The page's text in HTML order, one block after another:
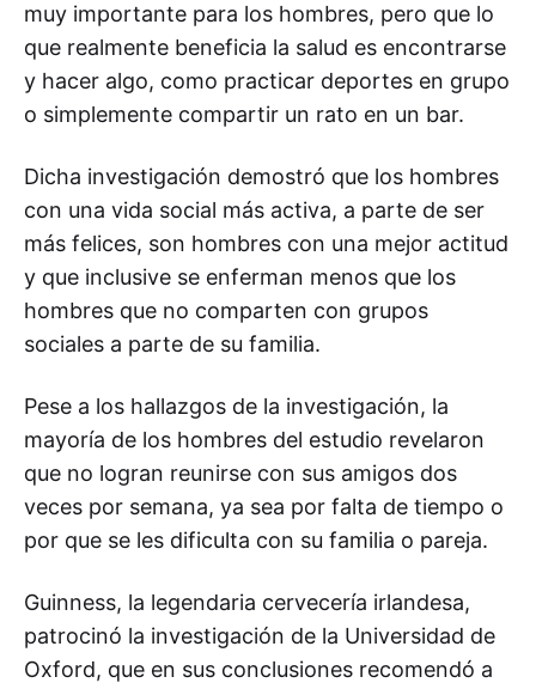
muy importante para los hombres, pero que lo
que realmente beneficia la salud es encontrarse
y hacer algo, como practicar deportes en grupo
o simplemente compartir un rato en un bar.
Dicha investigación demostró que los hombres
con una vida social más activa, a parte de ser
más felices, son hombres con una mejor actitud
y que inclusive se enferman menos que los
hombres que no comparten con grupos
sociales a parte de su familia.
Pese a los hallazgos de la investigación, la
mayoría de los hombres del estudio revelaron
que no logran reunirse con sus amigos dos
veces por semana, ya sea por falta de tiempo o
por que se les dificulta con su familia o pareja.
Guinness, la legendaria cervecería irlandesa,
patrocinó la investigación de la Universidad de
Oxford, que en sus conclusiones recomendó a